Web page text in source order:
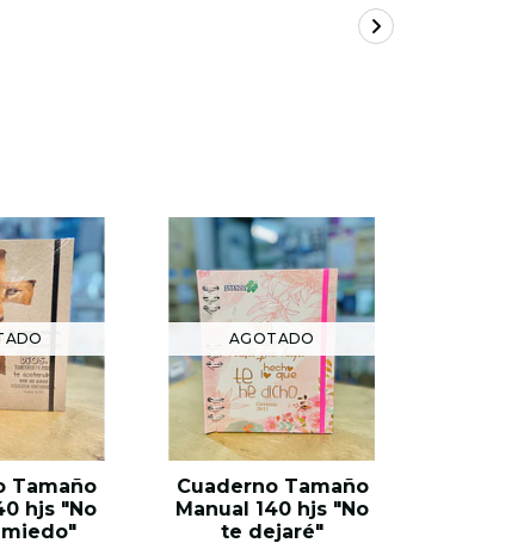
Tamaño
hjs "No
AGOTADO
Cuaderno Tamaño
Manual 140 hjs "No
te dejaré"